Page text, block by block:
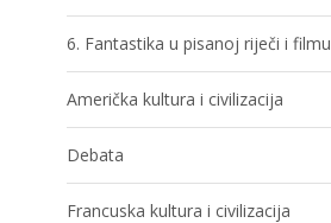
6. Fantastika u pisanoj riječi i filmu
Američka kultura i civilizacija
Debata
Francuska kultura i civilizacija